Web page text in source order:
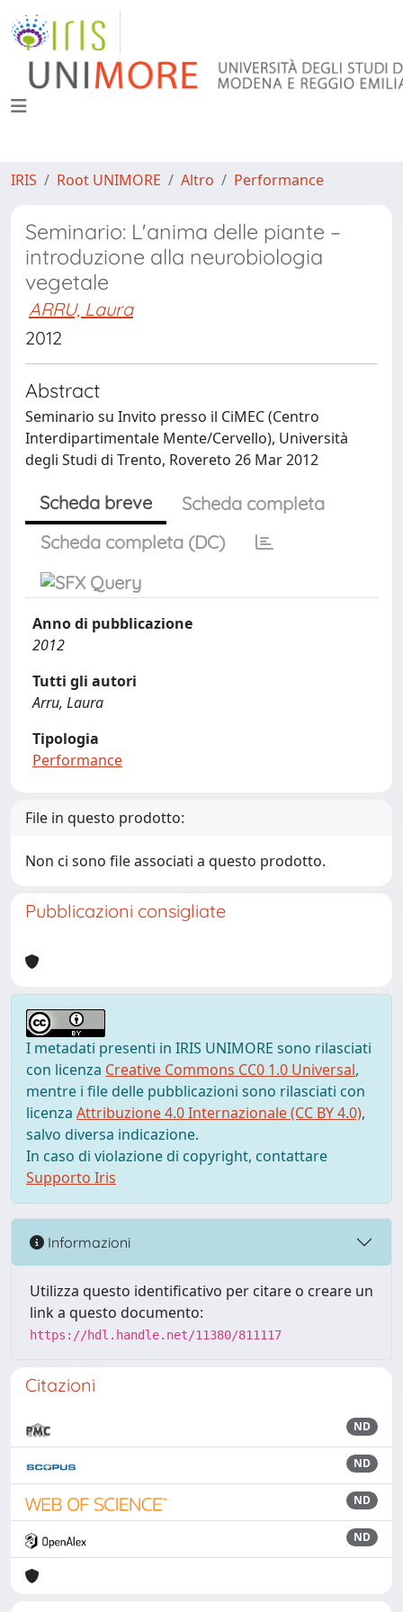
IRIS Root UNIMORE Altro Performance
Seminario: L'anima delle piante –
introduzione alla neurobiologia
vegetale
ARRU, Laura
2012
Abstract
Seminario su Invito presso il CiMEC (Centro
Interdipartimentale Mente/Cervello), Università
degli Studi di Trento, Rovereto 26 Mar 2012
Scheda breve
Scheda completa
Scheda completa (DC)
Anno di pubblicazione
2012
Tutti gli autori
Arru, Laura
Tipologia
Performance
File in questo prodotto:
Non ci sono file associati a questo prodotto.
Pubblicazioni consigliate
I metadati presenti in IRIS UNIMORE sono rilasciati
con licenza Creative Commons CC0 1.0 Universal,
mentre i file delle pubblicazioni sono rilasciati con
licenza Attribuzione 4.0 Internazionale (CC BY 4.0),
salvo diversa indicazione.
In caso di violazione di copyright, contattare
Supporto Iris
Informazioni
Utilizza questo identificativo per citare o creare un
link a questo documento:
https://hdl.handle.net/11380/811117
Citazioni
ND
ND
ND
ND